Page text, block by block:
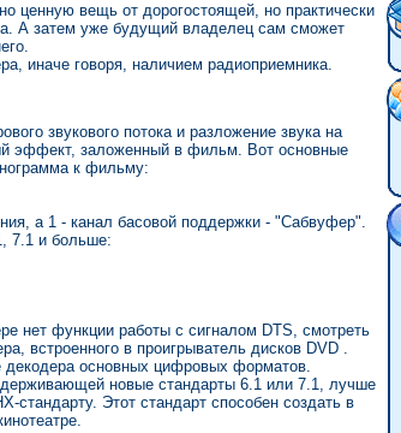
ценную вещь от дорогостоящей, но практически
А затем уже будущий владелец сам сможет
иначе говоря, наличием радиоприемника.
звукового потока и разложение звука на
эффект, заложенный в фильм. Вот основные
к фильму:
а 1 - канал басовой поддержки - "Сабвуфер".
7.1 и больше:
нет функции работы с сигналом DTS, смотреть
встроенного в проигрыватель дисков DVD .
декодера основных цифровых форматов.
новые стандарты 6.1 или 7.1, лучше
стандарту. Этот стандарт способен создать в